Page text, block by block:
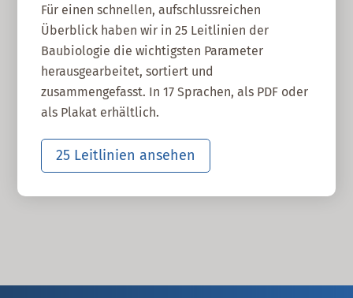
Für einen schnellen, aufschlussreichen
Überblick haben wir in 25 Leitlinien der
Baubiologie die wichtigsten Parameter
herausgearbeitet, sortiert und
zusammengefasst. In 17 Sprachen, als PDF oder
als Plakat erhältlich.
25 Leitlinien ansehen